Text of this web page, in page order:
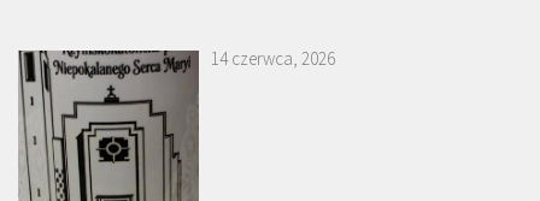
14 czerwca, 2026